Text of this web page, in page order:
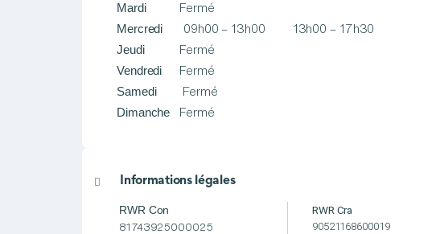
Mardi Fermé
Mercredi 09h00 – 13h00 13h00 – 17h30
Jeudi Fermé
Vendredi Fermé
Samedi Fermé
Dimanche Fermé
Informations légales
RWR Con
81743925000025
RWR Cra
90521168600019